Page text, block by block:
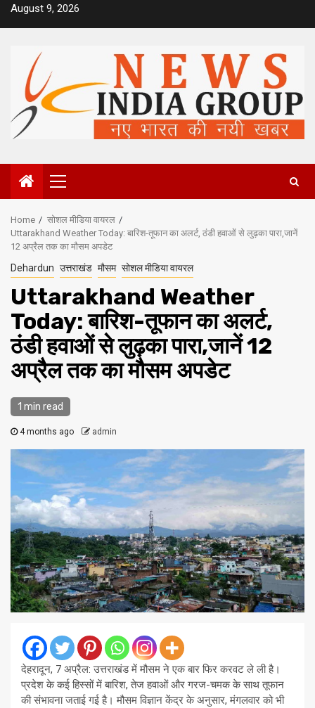
SkipAugust 9, 2026
Primary
Menu
Home
सोशल मीडिया वायरल
Uttarakhand Weather Today: बारिश-तूफान का अलर्ट, ठंडी हवाओं से लुढ़का पारा,जानें
12 अप्रैल तक का मौसम अपडेट
Dehardun उत्तराखंड मौसम सोशल मीडिया वायरल
Uttarakhand Weather
Today: बारिश-तूफान का अलर्ट,
ठंडी हवाओं से लुढ़का पारा,जानें 12
अप्रैल तक का मौसम अपडेट
1 min read
4 months ago admin
देहरादून, 7 अप्रैल: उत्तराखंड में मौसम ने एक बार फिर करवट ले ली है।
प्रदेश के कई हिस्सों में बारिश, तेज हवाओं और गरज-चमक के साथ तूफान
की संभावना जताई गई है। मौसम विज्ञान केंद्र के अनुसार, मंगलवार को भी